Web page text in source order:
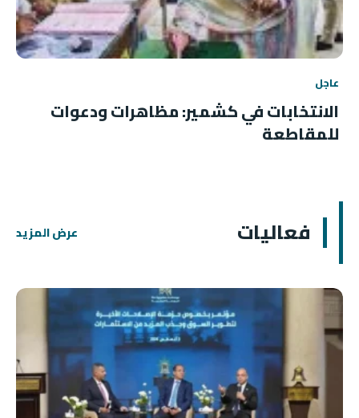
عاجل
الانتخابات في كشمير: مظاهرات ودعوات
للمقاطعة
فعاليات عرض المزيد